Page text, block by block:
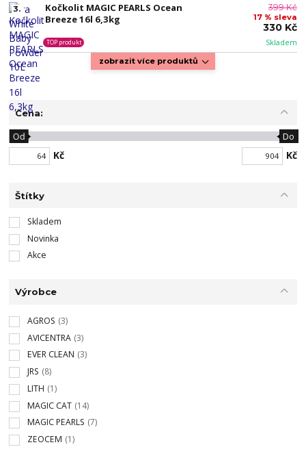
3.
Kočkolit MAGIC PEARLS Ocean
Breeze 16l 6,3kg
Skladem
TOP produkt
399 Kč
17 % sleva
330 Kč
zobrazit více produktů
Cena:
Kč
Od Do
Kč
Štítky
Skladem
Novinka
Akce
Výrobce
AGROS (3)
AVICENTRA (3)
EVER CLEAN (3)
JRS (8)
LITH (1)
MAGIC CAT (14)
MAGIC PEARLS (7)
ZEOCEM (1)